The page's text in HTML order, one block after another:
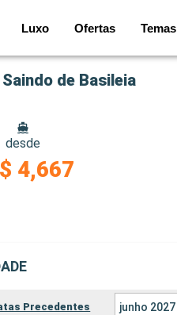
Luxo Ofertas Temas
de Basileia
desde
4,667
Precedentes junho 2027